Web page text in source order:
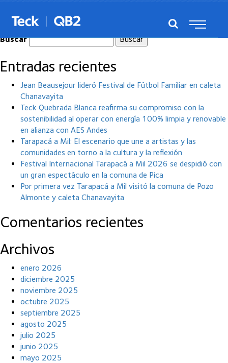
Nada encontrado
Buscar
Entradas recientes
Jean Beausejour lideró Festival de Fútbol Familiar en caleta
Chanavayita
Teck Quebrada Blanca reafirma su compromiso con la
sostenibilidad al operar con energía 100% limpia y renovable
en alianza con AES Andes
Tarapacá a Mil: El escenario que une a artistas y las
comunidades en torno a la cultura y la reflexión
Festival Internacional Tarapacá a Mil 2026 se despidió con
un gran espectáculo en la comuna de Pica
Por primera vez Tarapacá a Mil visitó la comuna de Pozo
Almonte y caleta Chanavayita
Comentarios recientes
Archivos
enero 2026
diciembre 2025
noviembre 2025
octubre 2025
septiembre 2025
agosto 2025
julio 2025
junio 2025
mayo 2025